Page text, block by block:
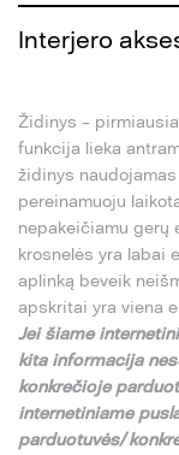
Interjero
Židinys –
funkcija lieka
židinys
pereinamuoju
nepakeičiamu
krosnelės yra labai
aplinką beveik
apskritai yra viena
Jeišiame
kita informacija
konkrečioje
internetiniame
parduotuvės/